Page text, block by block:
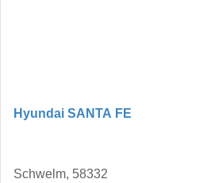
Hyundai SANTA FE
Schwelm, 58332